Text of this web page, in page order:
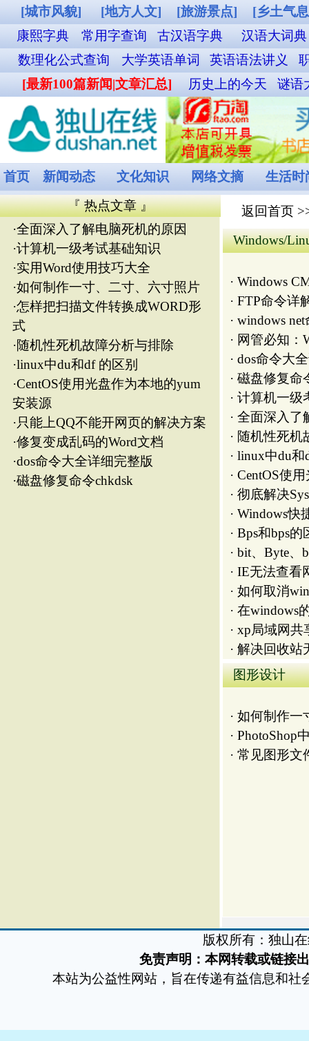
[城市风貌] [地方人文] [旅游景点] [乡土气息] [其他图片]
铁路12306购票
康熙字典
常用字查询 古汉语字典 汉语大词典 成语词典查询
英汉双解词
数理化公式查询
大学英语单词 英语语法讲义 职称英语单词 外贸汉英词典
名
[最新100篇新闻|文章汇总]
历史上的今天 谜语大全 食物营养成分查询 菜谱
新闻动态 文化知识 网络文摘 生活时尚 娱乐休闲
『 热点文章 』
·全面深入了解电脑死机的原因
计算机一级考试基础知识
实用Word使用技巧大全
·如何制作一寸、二寸、六寸照片
·怎样把扫描文件转换成WORD形
式
·随机性死机故障分析与排除
linux中du和df 的区别
CentOS使用光盘作为本地的yum
安装源
只能上QQ不能开网页的解决方案
修复变成乱码的Word文档
dos命令大全详细完整版
磁盘修复命令chkdsk
返回首页>> 分类浏览
Windows/Linux
· Windows CMD 命令大全
· 网管必知：Windows常用网络命令详解(
· dos命令大全详细完整版
· 磁盘修复命令chkdsk
·
计算机一级考试基础知识
·
· 随机性死机故障分析与排除
linux中du和df 的区别
CentOS使用光盘作为本地的yum安装源
· 彻底解决SysFader:IEXPLORE
· bit、Byte、bps、Bps、pps、
IE无法查看网页源代码问题解决
· 在windows的右键菜单中增加“关闭光驱
xp局域网共享设置
图形设计
· 如何制作一寸、二寸、六寸照片
· PhotoShop中的常用快捷键
版权所有：独山在线 copyright ©2007-2026
免责声明：本网转载或链接出于传递更多信息之目的，并不
本站为公益性网站，旨在传递有益信息和社会正能量，宣传独山，若您认为
工信部备案：黔ICP备